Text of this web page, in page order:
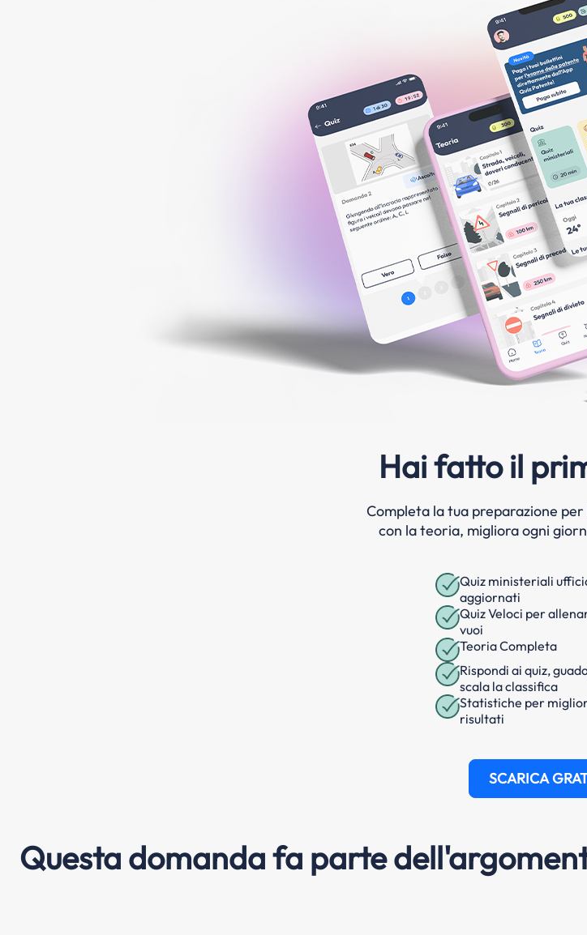
Hai fatto il
Completa la tua preparazione per
con la teoria, migliora ogni
Quiz ministeriali
aggiornati
Quiz Veloci per
vuoi
Teoria Completa
Rispondi ai quiz,
scala la classifica
Statistiche per
risultati
SCARICA
Questa domanda fa parte